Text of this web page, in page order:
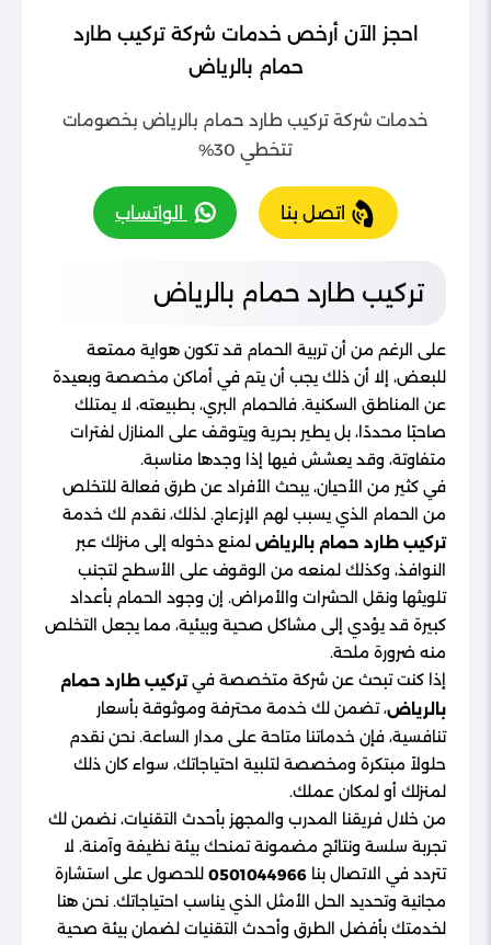
احجز الآن أرخص خدمات شركة تركيب طارد
حمام بالرياض
خدمات شركة تركيب طارد حمام بالرياض بخصومات
تتخطي 30%
اتصل بنا الواتساب
تركيب طارد حمام بالرياض
على الرغم من أن تربية الحمام قد تكون هواية ممتعة
للبعض، إلا أن ذلك يجب أن يتم في أماكن مخصصة وبعيدة
عن المناطق السكنية. فالحمام البري، بطبيعته، لا يمتلك
صاحبًا محددًا، بل يطير بحرية ويتوقف على المنازل لفترات
متفاوتة، وقد يعشش فيها إذا وجدها مناسبة.
في كثير من الأحيان، يبحث الأفراد عن طرق فعالة للتخلص
من الحمام الذي يسبب لهم الإزعاج. لذلك، نقدم لك خدمة
تركيب طارد حمام بالرياض لمنع دخوله إلى منزلك عبر
النوافذ، وكذلك لمنعه من الوقوف على الأسطح لتجنب
تلويثها ونقل الحشرات والأمراض. إن وجود الحمام بأعداد
كبيرة قد يؤدي إلى مشاكل صحية وبيئية، مما يجعل التخلص
منه ضرورة ملحة.
إذا كنت تبحث عن شركة متخصصة فيتركيب طارد حمام
بالرياض، تضمن لك خدمة محترفة وموثوقة بأسعار
تنافسية، فإن خدماتنا متاحة على مدار الساعة. نحن نقدم
حلولاً مبتكرة ومخصصة لتلبية احتياجاتك، سواء كان ذلك
لمنزلك أو لمكان عملك.
من خلال فريقنا المدرب والمجهز بأحدث التقنيات، نضمن لك
تجربة سلسة ونتائج مضمونة تمنحك بيئة نظيفة وآمنة. لا
تتردد في الاتصال بنا 0501044966 للحصول على استشارة
مجانية وتحديد الحل الأمثل الذي يناسب احتياجاتك. نحن هنا
لخدمتك بأفضل الطرق وأحدث التقنيات لضمان بيئة صحية